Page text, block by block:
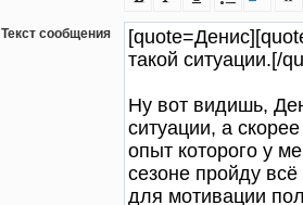
Текст сообщения